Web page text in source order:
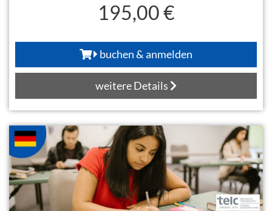
195,00 €
buchen & anmelden
weitere Details